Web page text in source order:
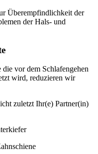
Überempfindlichkeit der
der Hals- und
vor dem Schlafengehen
wird, reduzieren wir
zuletzt Ihr(e) Partner(in)